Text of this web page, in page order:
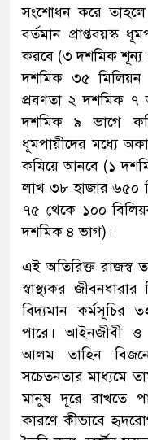
সংশোধন করে
বর্তমান প্রাপ্তবয়স্ক
করবে (৩ দশমিক শূন্য
দশমিক ৩৫ মিলিয়ন
প্রবণতা ২ দশমিক ৭
দশমিক ৯ ভাগে
ধূমপায়ীদের মধ্যে
কমিয়ে আনবে (১
লাখ ৩৮ হাজার ৬৫০
৭৫ থেকে ১০০
দশমিক ৪ ভাগ)।
এই অতিরিক্ত রাজস্ব
স্বাস্থ্যকর
বিদ্যমান কর্মসূচির
পারে। আইনজীবী ও
আলম তাহিন
সচেতনতার মাধ্যমে
মানুষ দূরে রাখতে
কারণে কীভাবে